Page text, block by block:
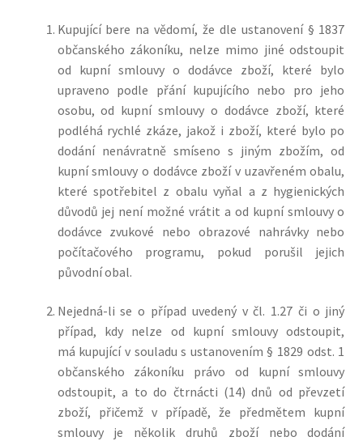
Kupující bere na vědomí, že dle ustanovení § 1837
občanského zákoníku, nelze mimo jiné odstoupit
od kupní smlouvy o dodávce zboží, které bylo
upraveno podle přání kupujícího nebo pro jeho
osobu, od kupní smlouvy o dodávce zboží, které
podléhá rychlé zkáze, jakož i zboží, které bylo po
dodání nenávratně smíseno s jiným zbožím, od
kupní smlouvy o dodávce zboží v uzavřeném obalu,
které spotřebitel z obalu vyňal a z hygienických
důvodů jej není možné vrátit a od kupní smlouvy o
dodávce zvukové nebo obrazové nahrávky nebo
počítačového programu, pokud porušil jejich
původní obal.
Nejedná-li se o případ uvedený v čl. 1.27 či o jiný
případ, kdy nelze od kupní smlouvy odstoupit,
má kupující v souladu s ustanovením § 1829 odst. 1
občanského zákoníku právo od kupní smlouvy
odstoupit, a to do čtrnácti (14) dnů od převzetí
zboží, přičemž v případě, že předmětem kupní
smlouvy je několik druhů zboží nebo dodání